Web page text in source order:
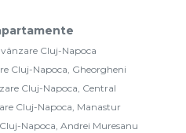
Cluj-Napoca
Cluj-Napoca, Gheorgheni
Cluj-Napoca, Central
Cluj-Napoca, Manastur
Napoca, Andrei Muresanu